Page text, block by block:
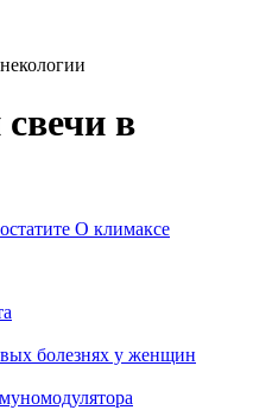
в
О климаксе
болезнях у женщин